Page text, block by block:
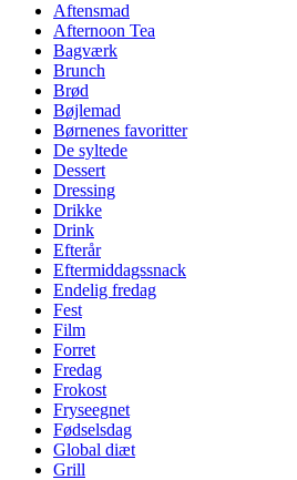
Aftensmad
Afternoon Tea
Bagværk
Brunch
Brød
Bøjlemad
Børnenes favoritter
De syltede
Dessert
Dressing
Drikke
Drink
Efterår
Eftermiddagssnack
Endelig fredag
Fest
Film
Forret
Fredag
Frokost
Fryseegnet
Fødselsdag
Global diæt
Grill